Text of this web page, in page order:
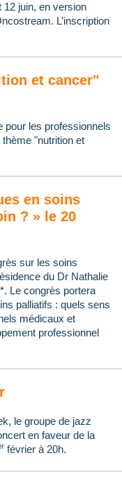
12 juin, en version
L’inscription
et cancer"
pour les professionnels
"nutrition et
en soins
? » le 20
sur les soins
du Dr Nathalie
Le congrès portera
palliatifs : quels sens
médicaux et
professionnel
le groupe de jazz
en faveur de la
février à 20h.